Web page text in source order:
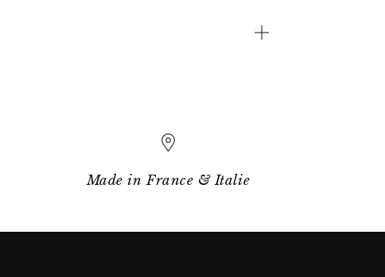
Made in France & Italie